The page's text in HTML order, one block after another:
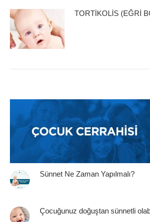
TORTİKOLİS (EĞRİ
Sünnet Ne Zaman Yapılmalı?
Çocuğunuz doğuştan sünnetli